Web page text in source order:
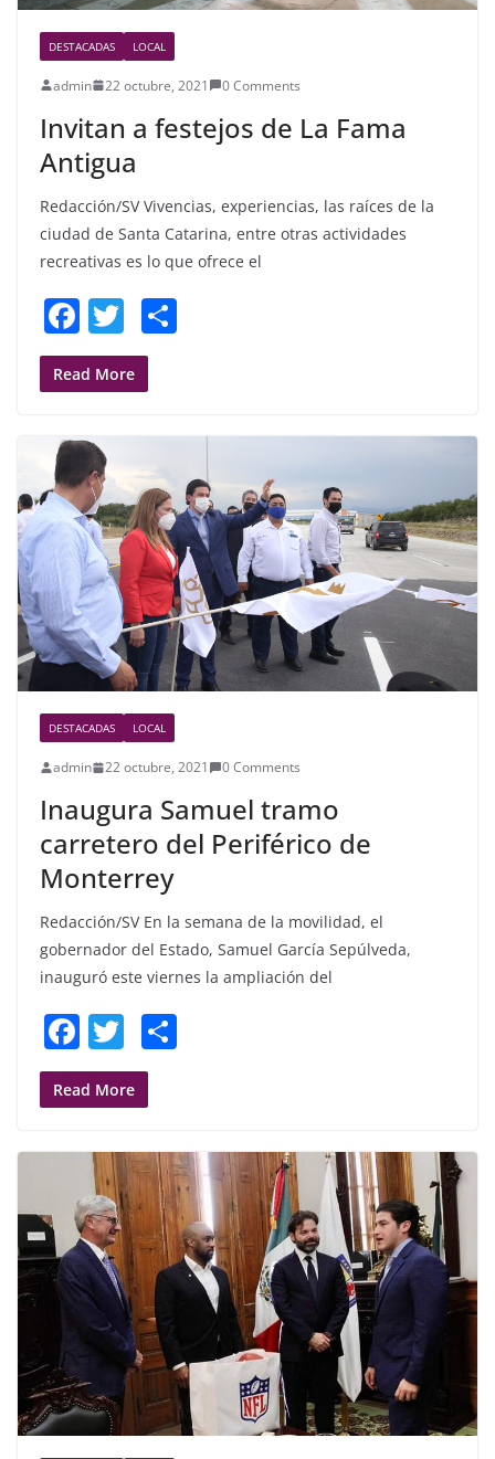
DESTACADAS LOCAL
admin 22 octubre, 2021 0 Comments
Invitan a festejos de La Fama
Antigua
Redacción/SV Vivencias, experiencias, las raíces de la
ciudad de Santa Catarina, entre otras actividades
recreativas es lo que ofrece el
F
a
c
b
o
o
k
T
w
itt
Read More
DESTACADAS LOCAL
admin 22 octubre, 2021 0 Comments
Inaugura Samuel tramo
carretero del Periférico de
Monterrey
Redacción/SV En la semana de la movilidad, el
gobernador del Estado, Samuel García Sepúlveda,
inauguró este viernes la ampliación del
F
a
c
b
o
o
k
T
w
itt
Read More